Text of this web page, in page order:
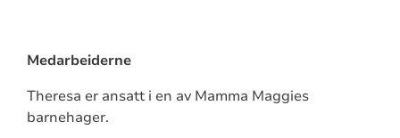
Medarbeiderne
Theresa er ansatt i en av Mamma Maggies
barnehager.